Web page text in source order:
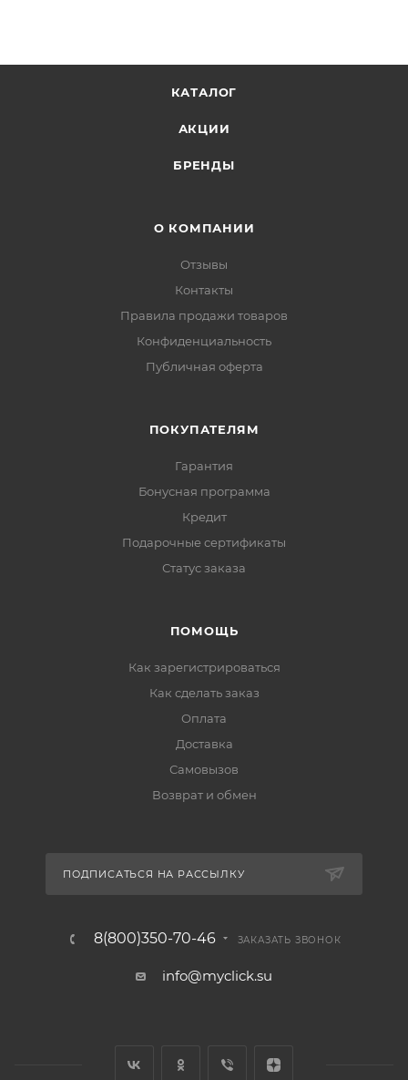
КАТАЛОГ
АКЦИИ
БРЕНДЫ
О КОМПАНИИ
Отзывы
Контакты
Правила продажи товаров
Конфиденциальность
Публичная оферта
ПОКУПАТЕЛЯМ
Гарантия
Бонусная программа
Кредит
Подарочные сертификаты
Статус заказа
ПОМОЩЬ
Как зарегистрироваться
Как сделать заказ
Оплата
Доставка
Самовызов
Возврат и обмен
ПОДПИСАТЬСЯ НА РАССЫЛКУ
8(800)350-70-46 ЗАКАЗАТЬ ЗВОНОК
info@myclick.su